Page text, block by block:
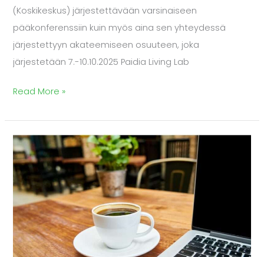
(Koskikeskus) järjestettävään varsinaiseen
pääkonferenssiin kuin myös aina sen yhteydessä
järjestettyyn akateemiseen osuuteen, joka
järjestetään 7.-10.10.2025 Paidia Living Lab
Read More »
Yhdistyksen
vuosikokouksessa
vahvistettiin
hallituksen
kokoonpano
tulevalle
kaudelle